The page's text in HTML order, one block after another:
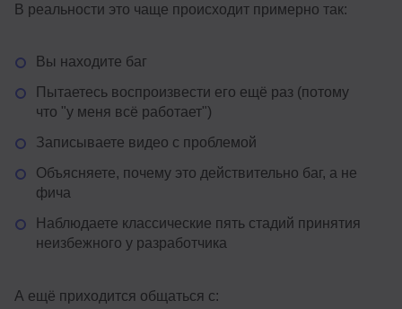
В реальности это чаще происходит примерно так:
Вы находите баг
Пытаетесь воспроизвести его ещё раз (потому
что "у меня всё работает")
Записываете видео с проблемой
Объясняете, почему это действительно баг, а не
фича
Наблюдаете классические пять стадий принятия
неизбежного у разработчика
А ещё приходится общаться с: